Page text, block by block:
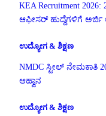
KEA Recruitment
ಆಫೀಸರ್ ಹುದ್ದೆಗಳಿಗೆ ಅರ್ಜಿ
ಉದ್ಯೋಗ & ಶಿಕ್ಷಣ
NMDC ಸ್ಟೀಲ್ ನೇಮಕಾತಿ
ಆಹ್ವಾನ
ಉದ್ಯೋಗ & ಶಿಕ್ಷಣ